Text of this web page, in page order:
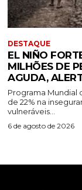
DESTAQUE
EL NIÑO
MILHÕES DE
AGUDA,
Programa Mundial
de 22% na
vulneráveis...
6 de agosto de 2026